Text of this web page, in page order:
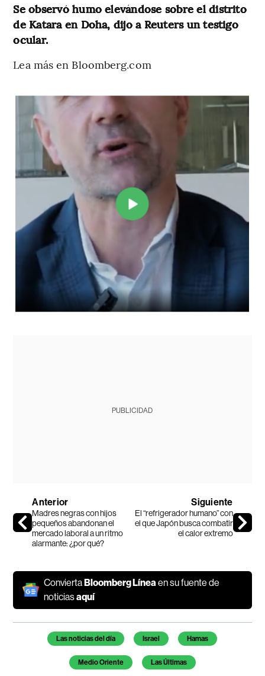
Se observó humo elevándose sobre el distrito
de Katara en Doha, dijo a Reuters un testigo
ocular.
Lea más en Bloomberg.com
PUBLICIDAD
Anterior
Madres negras con hijos
pequeños abandonan el
mercado laboral a un ritmo
alarmante: ¿por qué?
Siguiente
El “refrigerador humano” con
el que Japón busca combatir
el calor extremo
ConviertaBloomberg Línea en su fuente de
noticiasaquí
Temas de este artículo
Las noticias del día Israel Hamas
Medio Oriente Las Últimas